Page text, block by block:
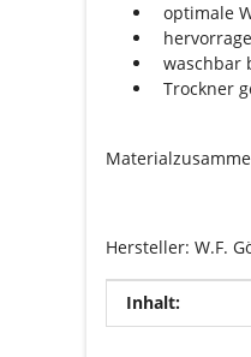
optimale
waschbar
Trockner
Hersteller: W.F.
Wert
Inhalt: